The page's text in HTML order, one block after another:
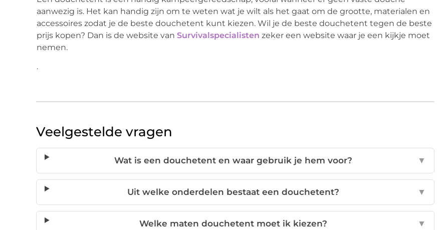
aanwezig is. Het kan handig zijn om te weten wat je wilt als het gaat om de grootte, materialen en
accessoires zodat je de beste douchetent kunt kiezen. Wil je de beste douchetent tegen de beste
prijs kopen? Dan is de website van Survivalspecialisten zeker een website waar je een kijkje moet
nemen.
.
Veelgestelde vragen
Wat is een douchetent en waar gebruik je hem voor? ▼
Uit welke onderdelen bestaat een douchetent? ▼
Welke maten douchetent moet ik kiezen? ▼